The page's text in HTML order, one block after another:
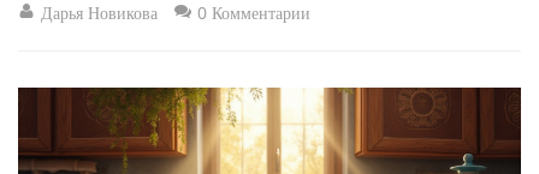
Дарья Новикова 0 Комментарии